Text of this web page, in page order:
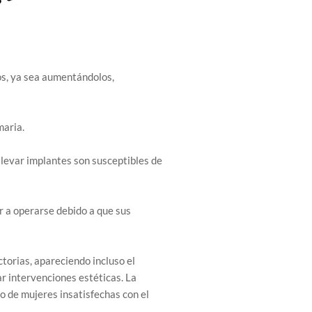
ya sea aumentándolos,
implantes son susceptibles de
operarse debido a que sus
apareciendo incluso el
intervenciones estéticas. La
de mujeres insatisfechas con el